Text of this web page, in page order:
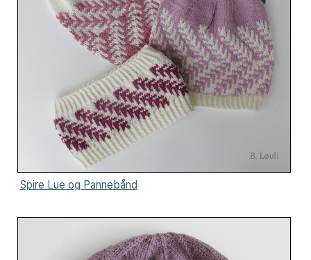
Spire Lue og Pannebånd